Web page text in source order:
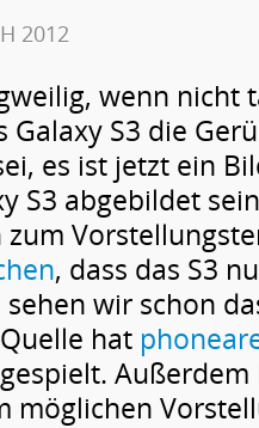
2012
wenn nicht
Galaxy S3 die
es ist jetzt ein
S3 abgebildet
, dass das S3
wir schon
hat
möglichen